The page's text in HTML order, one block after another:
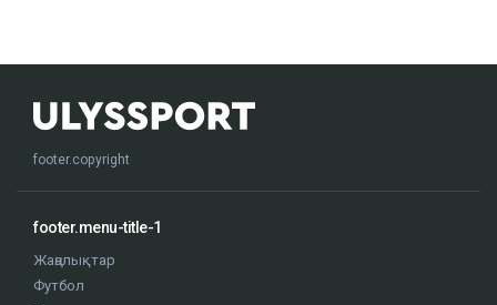
footer.copyright
footer.menu-title-1
Жаңалықтар
Футбол